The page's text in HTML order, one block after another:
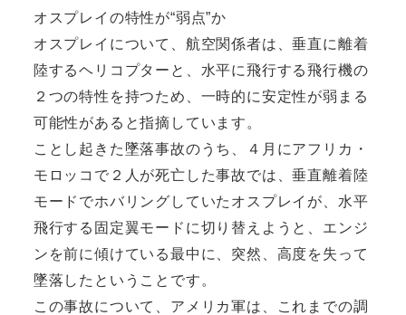
オスプレイの特性が“弱点”か
オスプレイについて、航空関係者は、垂直に離着
陸するヘリコプターと、水平に飛行する飛行機の
２つの特性を持つため、一時的に安定性が弱まる
可能性があると指摘しています。
ことし起きた墜落事故のうち、４月にアフリカ・
モロッコで２人が死亡した事故では、垂直離着陸
モードでホバリングしていたオスプレイが、水平
飛行する固定翼モードに切り替えようと、エンジ
ンを前に傾けている最中に、突然、高度を失って
墜落したということです。
この事故について、アメリカ軍は、これまでの調